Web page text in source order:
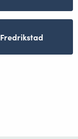
Fredrikstad